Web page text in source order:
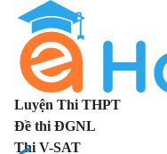
Luyện Thi THPT
Đề thi ĐGNL
Thi V-SAT